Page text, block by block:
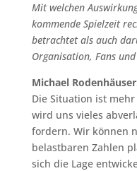
Mit welchen
kommende Spielzeit
betrachtet als auch
Organisation, Fans
Michael
Die Situation ist
wird uns vieles
fordern. Wir können
belastbaren Zahlen
sich die Lage